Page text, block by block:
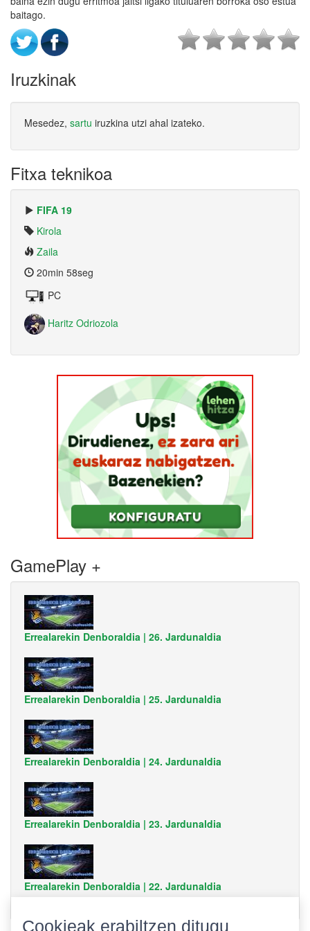
baitago.
Iruzkinak
Mesedez, sartu iruzkina utzi ahal izateko.
Fitxa teknikoa
FIFA 19
Kirola
Zaila
20min 58seg
PC
Haritz Odriozola
GamePlay +
Errealarekin Denboraldia | 26. Jardunaldia
Errealarekin Denboraldia | 25. Jardunaldia
Errealarekin Denboraldia | 24. Jardunaldia
Errealarekin Denboraldia | 23. Jardunaldia
Errealarekin Denboraldia | 22. Jardunaldia
Cookieak erabiltzen ditugu